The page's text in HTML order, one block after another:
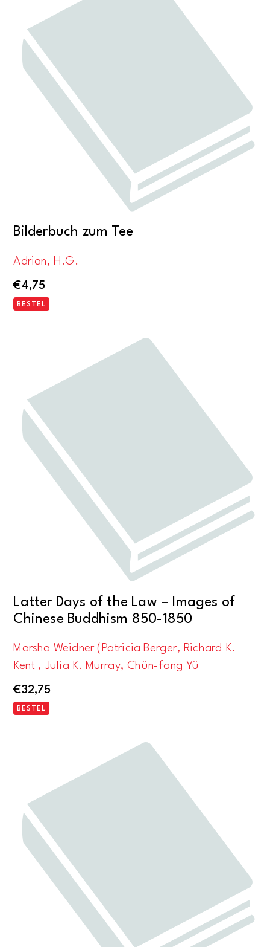
Bilderbuch zum Tee
Adrian, H.G.
€4,75
BESTEL
Latter Days of the Law – Images of
Chinese Buddhism 850-1850
Marsha Weidner (Patricia Berger, Richard K.
Kent , Julia K. Murray, Chün-fang Yü
€32,75
BESTEL